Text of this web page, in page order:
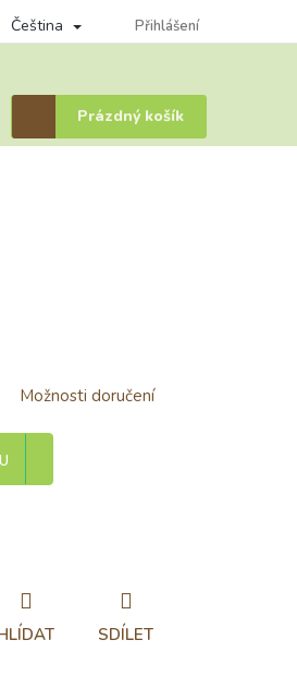
Věrnostní program Provizní systém
Čeština Přihlášení
Nákupní
košík
Prázdný košík
Možnosti doručení
SDÍLET